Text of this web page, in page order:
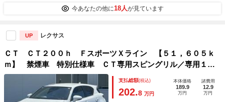
今あなたの他に18人が見ています
UP レクサス
ＣＴ ＣＴ２００ｈ ＦスポーツＸライン 【５１，６０５ｋ
ｍ】 禁煙車 特別仕様車 ＣＴ専用スピングリル／専用１７
インチブラックホイール メーカーナビ＆フルセグＴＶ＆Ｂｌ
ｕｅｔｏｏｔｈ＆バックカメラ クルーズコントロール シー
トヒーター コーナーセンサー
支払総額(税込)
202.8 万円
本体価格
189.9
万円
諸費用
12.9
万円